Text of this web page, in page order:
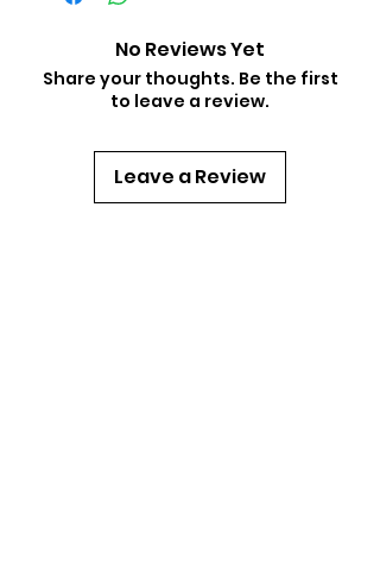
No Reviews Yet
Share your thoughts. Be the first
to leave a review.
Leave a Review